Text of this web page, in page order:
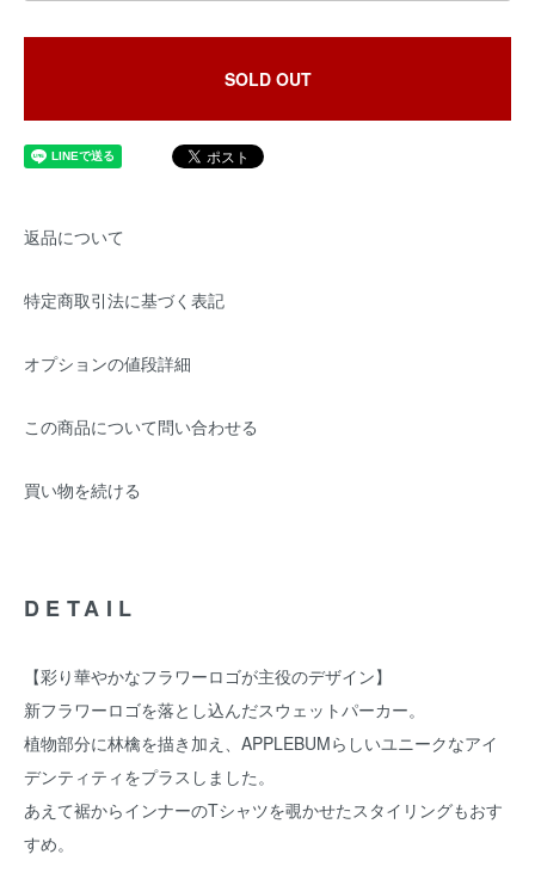
SOLD OUT
返品について
特定商取引法に基づく表記
オプションの値段詳細
この商品について問い合わせる
買い物を続ける
DETAIL
【彩り華やかなフラワーロゴが主役のデザイン】
新フラワーロゴを落とし込んだスウェットパーカー。
植物部分に林檎を描き加え、APPLEBUMらしいユニークなアイ
デンティティをプラスしました。
あえて裾からインナーのTシャツを覗かせたスタイリングもおす
すめ。